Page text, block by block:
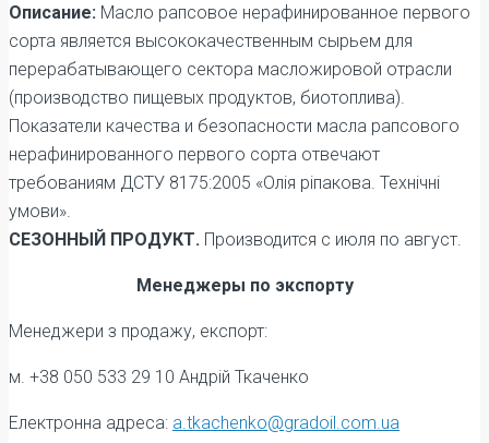
Описание: Масло рапсовое нерафинированное первого
сорта является высококачественным сырьем для
перерабатывающего сектора масложировой отрасли
(производство пищевых продуктов, биотоплива).
Показатели качества и безопасности масла рапсового
нерафинированного первого сорта отвечают
требованиям ДСТУ 8175:2005 «Олія ріпакова. Технічні
умови».
СЕЗОННЫЙ ПРОДУКТ. Производится с июля по август.
Менеджеры по экспорту
Менеджери з продажу, експорт:
м. +38 050 533 29 10 Андрій Ткаченко
Електронна адреса: a.tkachenko@gradoil.com.ua